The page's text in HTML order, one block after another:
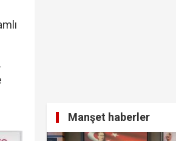
Manşet haberler